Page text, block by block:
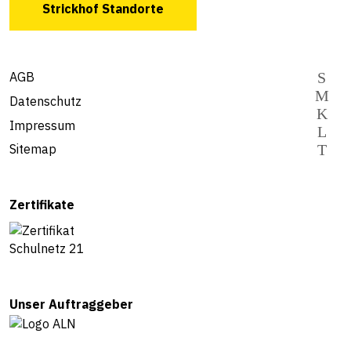
Strickhof Standorte
AGB
Datenschutz
Impressum
Sitemap
Zertifikate
Unser Auftraggeber